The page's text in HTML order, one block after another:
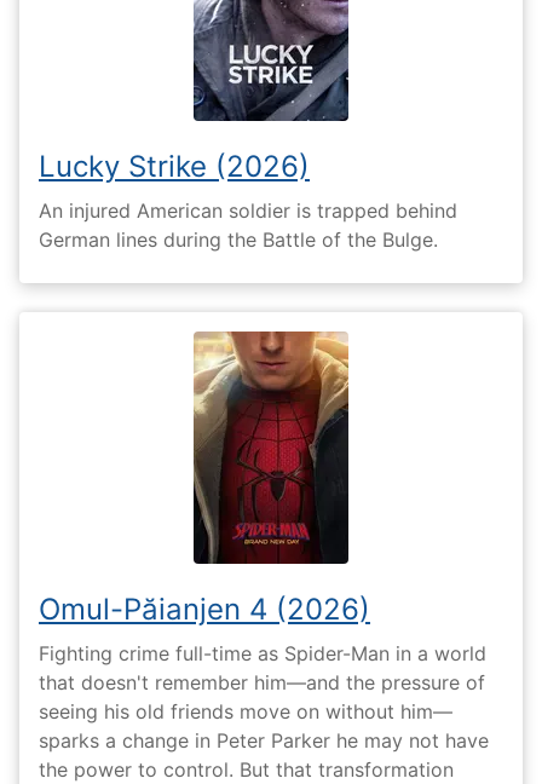
Lucky Strike (2026)
An injured American soldier is trapped behind
German lines during the Battle of the Bulge.
Omul-Păianjen 4 (2026)
Fighting crime full-time as Spider-Man in a world
that doesn't remember him—and the pressure of
seeing his old friends move on without him—
sparks a change in Peter Parker he may not have
the power to control. But that transformation